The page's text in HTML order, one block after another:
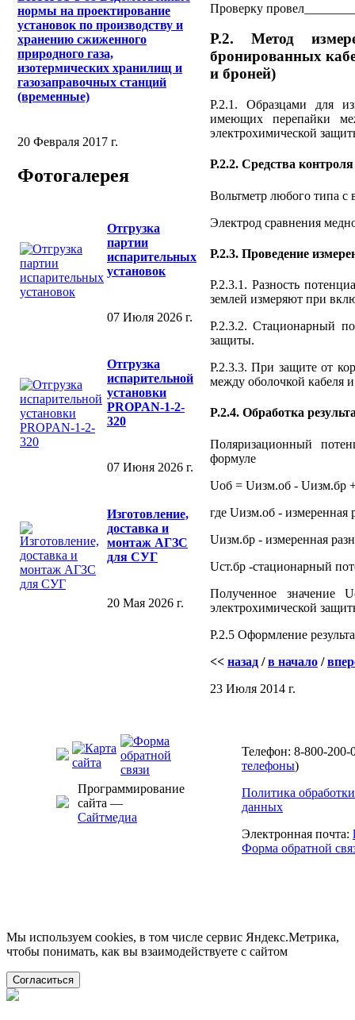
нормы на проектирование
установок по производству и
хранению сжиженного
природного газа,
изотермических хранилищ и
газозаправочных станций
(временные)
20 Февраля 2017 г.
Фотогалерея
Отгрузка
партии
испарительных
установок
07 Июля 2026 г.
Отгрузка
испарительной
установки
PROPAN-1-2-
320
07 Июня 2026 г.
Изготовление,
доставка и
монтаж АГЗС
для СУГ
20 Мая 2026 г.
Проверку
Р.2. Метод
бронированных
и броней)
Р.2.1. Образцами для
имеющих перепайки
электрохимической
Р.2.2. Средства
Вольтметр любого типа
Электрод сравнения
Р.2.3. Проведение
Р.2.3.1. Разность
землей измеряют при
Р.2.3.2. Стационарный
защиты.
Р.2.3.3. При защите от
между оболочкой кабеля
P.2.4. Обработка
Поляризационный
формуле
Uоб =
где Uизм.об - измеренная
Uизм.бр - измеренная
Uст.бр -стационарный
Полученное значение
электрохимической
Р.2.5 Оформление
<< назад /в начало /
23 Июля 2014 г.
Программирование
сайта —
Сайтмедиа
Телефон: 8-800-200-
телефоны)
Политика
данных
Электронная почта:
Форма обратной
Мы используем cookies, в том числе сервис Яндекс.Метрика,
чтобы понимать, как вы взаимодействуете с сайтом
Согласиться